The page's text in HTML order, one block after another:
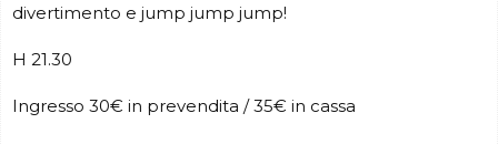
divertimento e jump jump jump!
H 21.30
Ingresso 30€ in prevendita / 35€ in cassa